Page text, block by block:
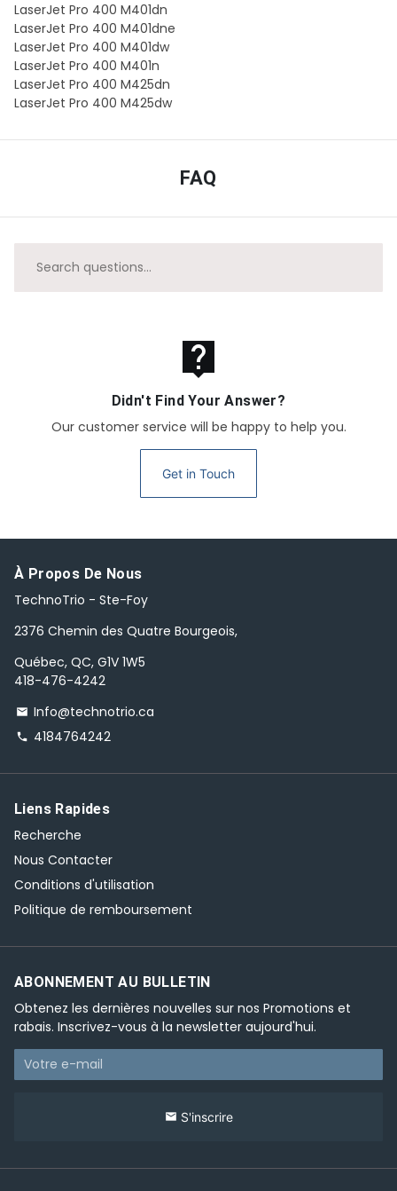
LaserJet Pro 400 M401dn
LaserJet Pro 400 M401dne
LaserJet Pro 400 M401dw
LaserJet Pro 400 M401n
LaserJet Pro 400 M425dn
LaserJet Pro 400 M425dw
FAQ
live_help
Didn't Find Your Answer?
Our customer service will be happy to help you.
Get in Touch
À Propos De Nous
TechnoTrio - Ste-Foy
2376 Chemin des Quatre Bourgeois,
Québec, QC, G1V 1W5
418-476-4242
email Info@technotrio.ca
phone 4184764242
Liens Rapides
Recherche
Nous Contacter
Conditions d'utilisation
Politique de remboursement
ABONNEMENT AU BULLETIN
Obtenez les dernières nouvelles sur nos Promotions et
rabais. Inscrivez-vous à la newsletter aujourd'hui.
email S'inscrire